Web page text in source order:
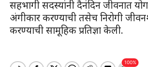
सहभागी सदस्यांनी दैनंदिन जीवनात
अंगीकार करण्याची तसेच निरोगी
करण्याची सामूहिक प्रतिज्ञा केली.